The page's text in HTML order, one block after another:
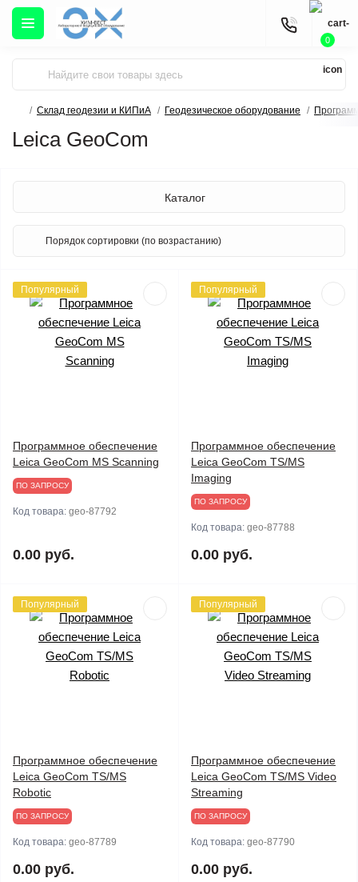
0
Склад геодезии и КИПиА Геодезическое оборудование
Leica GeoCom
Каталог
Популярный
Программное обеспечение
Leica GeoCom MS Scanning
ПО ЗАПРОСУ
Код товара: geo-87792
0.00 руб.
Популярный
Программное обеспечение
Leica GeoCom TS/MS
Imaging
ПО ЗАПРОСУ
Код товара: geo-87788
0.00 руб.
Популярный
Программное обеспечение
Leica GeoCom TS/MS
Robotic
ПО ЗАПРОСУ
Код товара: geo-87789
0.00 руб.
Популярный
Программное обеспечение
Leica GeoCom TS/MS Video
Streaming
ПО ЗАПРОСУ
Код товара: geo-87790
0.00 руб.